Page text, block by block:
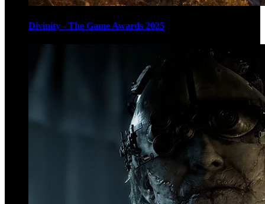
Divinity - The Game Awards 2025